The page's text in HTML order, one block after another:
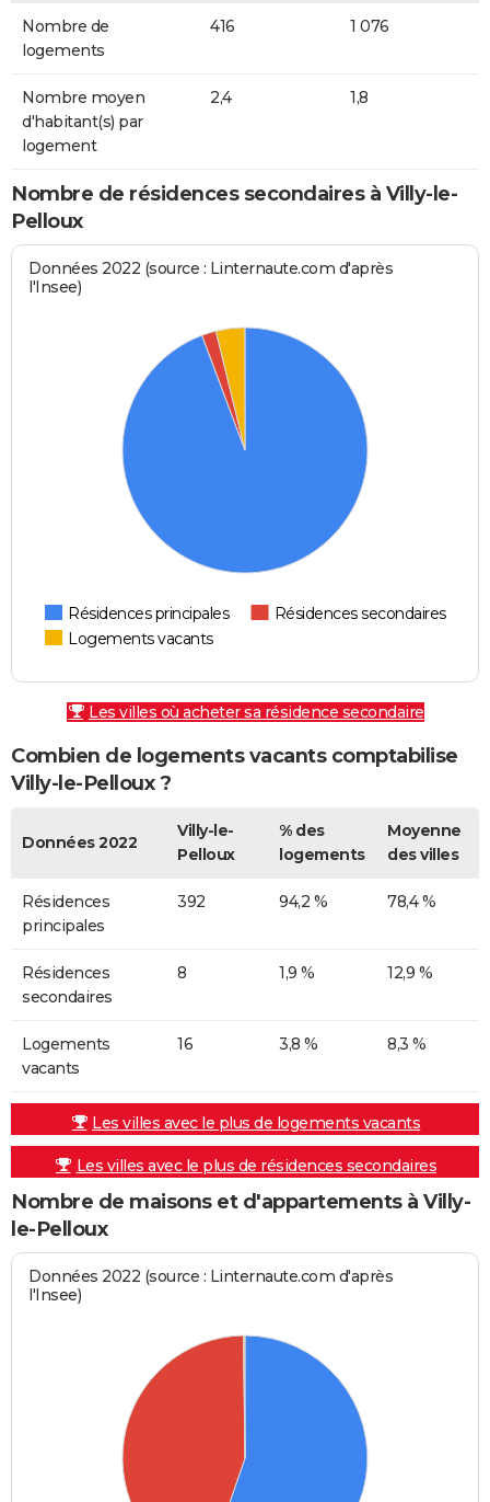
Nombre de
logements
416 1 076
Nombre moyen
d'habitant(s) par
logement
2,4 1,8
Nombre de résidences secondaires à Villy-le-
Pelloux
Données 2022 (source : Linternaute.com d'après
l'Insee)
Résidences principales
Résidences secondaires
Logements vacants
Les villes où acheter sa résidence secondaire
Combien de logements vacants comptabilise
Villy-le-Pelloux ?
Données 2022
Villy-le-
Pelloux
% des
logements
Moyenne
des villes
Résidences
principales
392 94,2 % 78,4 %
Résidences
secondaires
8 1,9 % 12,9 %
Logements
vacants
16 3,8 % 8,3 %
Les villes avec le plus de logements vacants
Les villes avec le plus de résidences secondaires
Nombre de maisons et d'appartements à Villy-
le-Pelloux
Données 2022 (source : Linternaute.com d'après
l'Insee)